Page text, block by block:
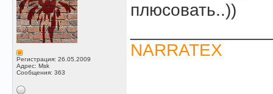
Регистрация: 26.05.2009
Адрес: Msk
Сообщения: 363
плюсовать..))
NARRATEX